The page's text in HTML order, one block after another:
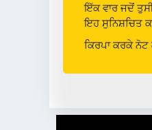
ਇੱਕ ਵਾਰ ਜਦੋਂ
ਇਹ ਸੁਨਿਸ਼ਚਿਤ
ਕਿਰਪਾ ਕਰਕੇ ਨੋਟ